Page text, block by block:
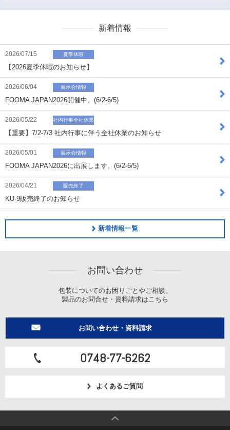
新着情報
2026/07/15 夏季休暇
【2026夏季休暇のお知らせ】
2026/06/04 展示会情報
FOOMA JAPAN2026開催中。(6/2-6/5)
2026/05/22 社内行事全社休業
【重要】7/2-7/3 社内行事に伴う全社休業のお知らせ
2026/05/01 展示会情報
FOOMA JAPAN2026に出展します。(6/2-6/5)
2026/04/21 販売終了
KU-9販売終了のお知らせ
新着情報一覧
お問い合わせ
包装についてのお困りごとやご相談、
製品のお問合せ・資料請求はこちら
お問い合わせ・資料請求
0748-77-6262
よくあるご質問